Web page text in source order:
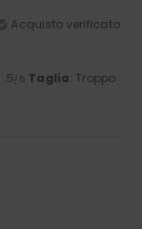
Acquisto verificato
: 5/5 Taglia: Troppo